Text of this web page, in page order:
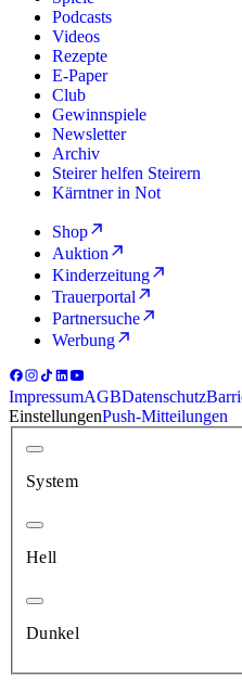
Podcasts
Videos
Rezepte
E-Paper
Club
Gewinnspiele
Newsletter
Archiv
Steirer helfen Steirern
Kärntner in Not
Shop
Auktion
Kinderzeitung
Trauerportal
Partnersuche
Werbung
ImpressumAGBDatenschutz
EinstellungenPush-Mitteilungen
System
Hell
Dunkel